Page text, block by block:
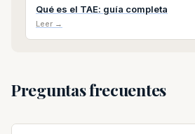
Qué es el TAE: guía completa
Leer →
Preguntas frecuentes